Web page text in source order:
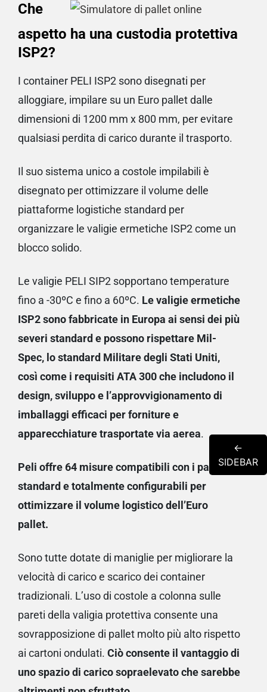
Che
aspetto ha una custodia protettiva
ISP2?
I container PELI ISP2 sono disegnati per
alloggiare, impilare su un Euro pallet dalle
dimensioni di 1200 mm x 800 mm, per evitare
qualsiasi perdita di carico durante il trasporto.
Il suo sistema unico a costole impilabili è
disegnato per ottimizzare il volume delle
piattaforme logistiche standard per
organizzare le valigie ermetiche ISP2 come un
blocco solido.
Le valigie PELI SIP2 sopportano temperature
fino a -30ºC e fino a 60ºC. Le valigie ermetiche
ISP2 sono fabbricate in Europa ai sensi dei più
severi standard e possono rispettare Mil-
Spec, lo standard Militare degli Stati Uniti,
così come i requisiti ATA 300 che includono il
design, sviluppo e l’approvvigionamento di
imballaggi efficaci per forniture e
apparecchiature trasportate via aerea.
Peli offre 64 misure compatibili con i pallet
standard e totalmente configurabili per
ottimizzare il volume logistico dell’Euro
pallet.
Sono tutte dotate di maniglie per migliorare la
velocità di carico e scarico dei container
tradizionali. L’uso di costole a colonna sulle
pareti della valigia protettiva consente una
sovrapposizione di pallet molto più alto rispetto
ai cartoni ondulati. Ciò consente il vantaggio di
uno spazio di carico sopraelevato che sarebbe
←
SIDEBAR